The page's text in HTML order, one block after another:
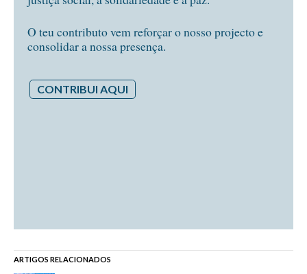
O teu contributo vem reforçar o nosso projecto e
consolidar a nossa presença.
CONTRIBUI AQUI
ARTIGOS RELACIONADOS